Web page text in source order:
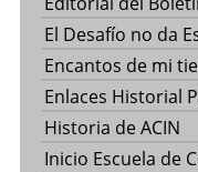
El Desafío no da
Encantos de mi
Enlaces Historial
Historia de ACIN
Inicio Escuela de